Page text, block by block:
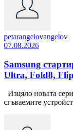
petarangelovangelov
07.08.2026
Samsung
Ultra, Fold8,
Изцяло новата
сгъваемите